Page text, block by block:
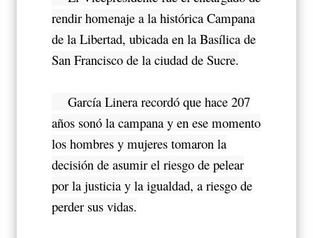
rendir homenaje a la histórica Campana
de la Libertad, ubicada en la Basílica de
San Francisco de la ciudad de Sucre.
García Linera recordó que hace 207
años sonó la campana y en ese momento
los hombres y mujeres tomaron la
decisión de asumir el riesgo de pelear
por la justicia y la igualdad, a riesgo de
perder sus vidas.